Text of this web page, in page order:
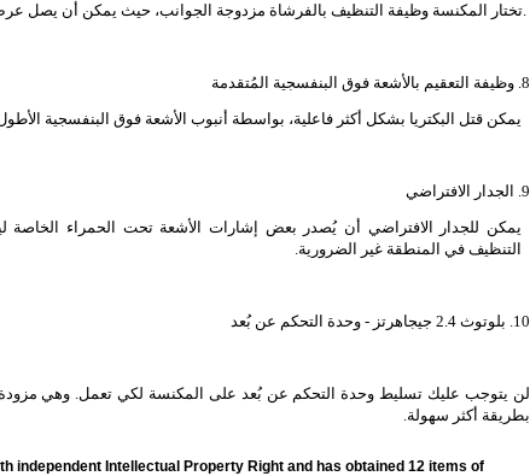
تختار المكنسة وظيفة التنظيف بالفرشاة مزدوجة الجوانب، حيث يمكن أن يصل عرض التنظيف إلى 400 مليمتر.
8. وظيفة التعقيم بالأشعة فوق البنفسجية المُتقدمة
يمكن قتل البكتريا بشكل أكثر فاعلية، بواسطة أنبوب الأشعة فوق البنفسجية
9. الجدار الافتراضي
يمكن للجدار الافتراضي أن يُصدر بعض إشارات الأشعة تحت الحمراء
التنظيف في المنطقة غير الضرورية.
10. بلوتوث 2.4 جيجاهرتز - وحدة التحكم عن بُعد
لن يتوجب عليك تسليط وحدة التحكم عن بُعد على المكنسة لكي تعمل. وهي مزودة
بطريقة أكثر سهولة.
independent Intellectual Property Right and has obtained 12 items of